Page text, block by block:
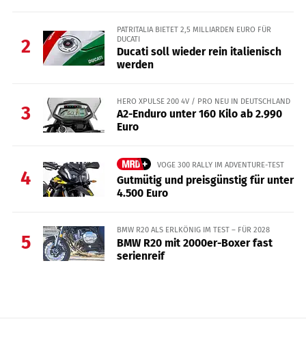
2
PATRITALIA BIETET 2,5 MILLIARDEN EURO FÜR
DUCATI
Ducati soll wieder rein italienisch
werden
3
HERO XPULSE 200 4V / PRO NEU IN DEUTSCHLAND
A2-Enduro unter 160 Kilo ab 2.990
Euro
4
VOGE 300 RALLY IM ADVENTURE-TEST
Gutmütig und preisgünstig für unter
4.500 Euro
5
BMW R20 ALS ERLKÖNIG IM TEST – FÜR 2028
BMW R20 mit 2000er-Boxer fast
serienreif